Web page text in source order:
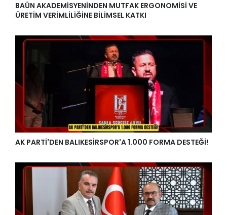
BAÜN AKADEMİSYENİNDEN MUTFAK ERGONOMİSİ VE
ÜRETİM VERİMLİLİĞİNE BİLİMSEL KATKI
AK PARTİ'DEN BALIKESİRSPOR'A 1.000 FORMA DESTEĞİ!